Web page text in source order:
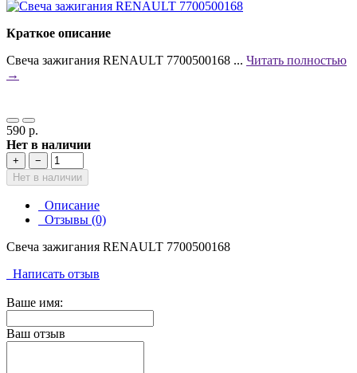
Краткое описание
Свеча зажигания RENAULT 7700500168 ... Читать полностью
→
590 р.
Нет в наличии
+
−
Нет в наличии
Описание
Отзывы (0)
Свеча зажигания RENAULT 7700500168
Написать отзыв
Ваше имя:
Ваш отзыв